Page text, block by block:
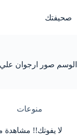
المحتوى
صحيفتك
الوسم صور ارجوان علي
منوعات
لا يفوتك!! مشاهدة